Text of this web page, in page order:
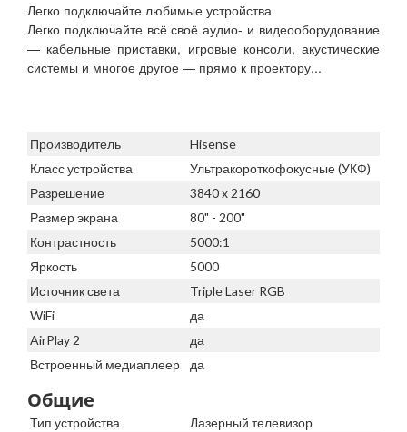
Легко подключайте любимые устройства
Легко подключайте всё своё аудио- и видеооборудование
— кабельные приставки, игровые консоли, акустические
системы и многое другое — прямо к проектору...
Производитель
Hisense
Класс устройства
Ультракороткофокусные (УКФ)
Разрешение
3840 x 2160
Размер экрана
80" - 200"
Контрастность
5000:1
Яркость
5000
Источник света
Triple Laser RGB
WiFi
да
AirPlay 2
да
Встроенный медиаплеер
да
Общие
Тип устройства
Лазерный телевизор